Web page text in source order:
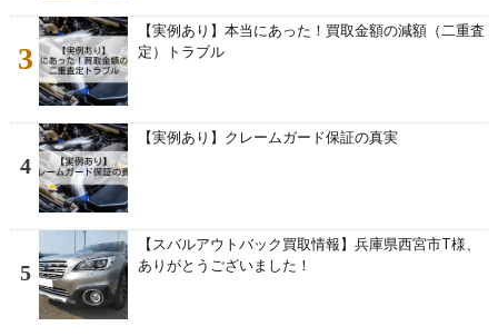
3
【実例あり】本当にあった！買取金額の減額（二重査
定）トラブル
4
【実例あり】クレームガード保証の真実
5
【スバルアウトバック買取情報】兵庫県西宮市T様、
ありがとうございました！